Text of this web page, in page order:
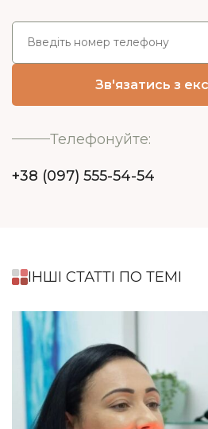
Телефонуйте:
+38 (097) 555-54-54
ІНШІ СТАТТІ ПО ТЕМІ